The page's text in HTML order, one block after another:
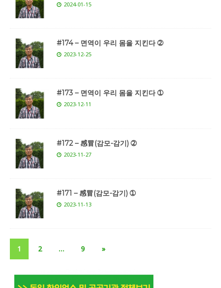
2024-01-15
#174 – 면역이 우리 몸을 지킨다 ➁
2023-12-25
#173 – 면역이 우리 몸을 지킨다 ➀
2023-12-11
#172 – 感冒(감모-감기) ➁
2023-11-27
#171 – 感冒(감모-감기) ➀
2023-11-13
1 2 … 9 »